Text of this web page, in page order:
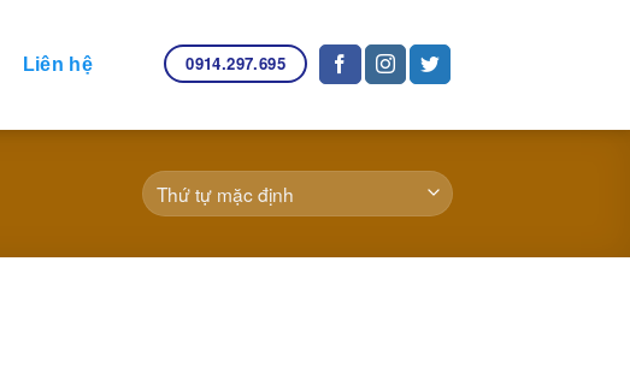
Liên hệ 0914.297.695